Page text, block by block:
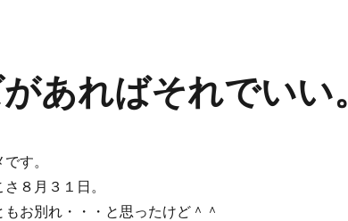
あればそれでいい。
す。
８月３１日。
お別れ・・・と思ったけど＾＾